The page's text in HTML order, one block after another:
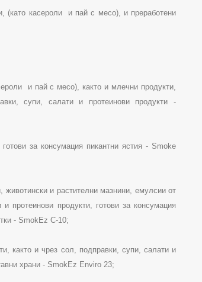
(като касероли и пай с месо), и преработени
и пай с месо), както и млечни продукти,
супи, салати и протеинови продукти -
за консумация пикантни ястия - Smoke
и растителни мазнини, емулсии от
протеинови продукти, готови за консумация
- SmokEz C-10;
както и чрез сол, подправки, супи, салати и
храни - SmokEz Enviro 23;